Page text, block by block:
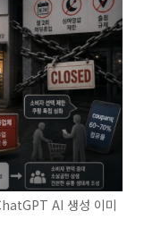
AI 생성 이미